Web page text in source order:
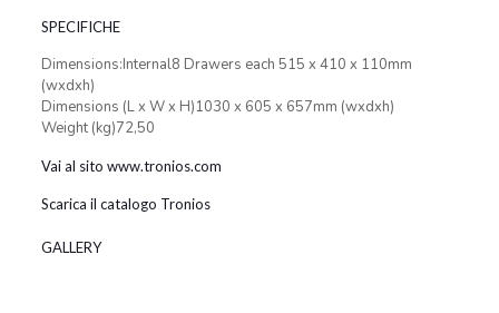
SPECIFICHE
Dimensions:Internal8 Drawers each 515 x 410 x 110mm
(wxdxh)
Dimensions (L x W x H)1030 x 605 x 657mm (wxdxh)
Weight (kg)72,50
Vai al sito www.tronios.com
Scarica il catalogo Tronios
GALLERY